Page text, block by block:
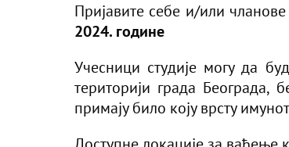
Пријавите себе и/или
2024. године
Учесници студије могу да
територији града Београда,
примају било коју врсту